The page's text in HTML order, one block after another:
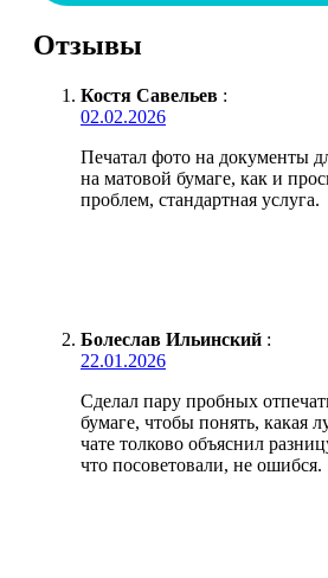
Отзывы
Костя Савельев :
02.02.2026
Печатал фото на документы
на матовой бумаге, как и
проблем, стандартная услуга.
Болеслав Ильинский :
22.01.2026
Сделал пару пробных
бумаге, чтобы понять, какая
чате толково объяснил
что посоветовали, не ошибся.